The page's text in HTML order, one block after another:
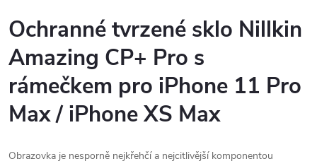
Ochranné tvrzené sklo Nillkin
Amazing CP+ Pro s
rámečkem pro iPhone 11 Pro
Max / iPhone XS Max
Obrazovka je nesporně nejkřehčí a nejcitlivější komponentou